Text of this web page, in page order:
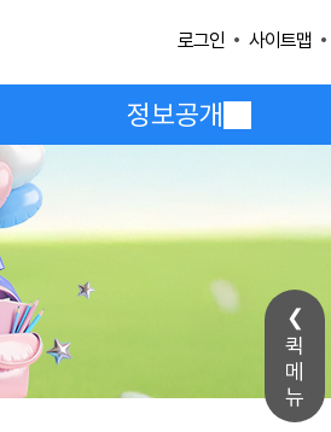
퀵
메
뉴
로그인 사이트맵
정보공개